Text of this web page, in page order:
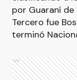
por Guaraní de
Tercero fue
terminó
Ads